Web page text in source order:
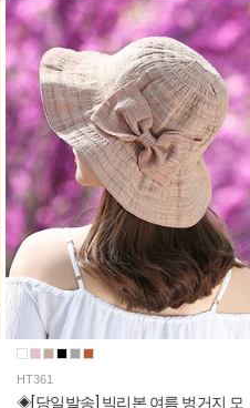
HT361
◈[당일발송] 빅리본 여름 벙거지 모